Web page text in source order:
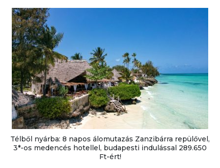
Télből nyárba: 8 napos álomutazás Zanzibárra repülővel,
3*-os medencés hotellel, budapesti indulással 289.650
Ft-ért!